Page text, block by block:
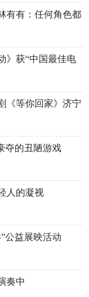
有有：任何角色都
》获“中国最佳电
《等你回家》济宁
夺的丑陋游戏
人的凝视
公益展映活动
奏中